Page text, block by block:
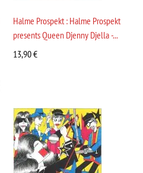
Halme Prospekt : Halme Prospekt
presents Queen Djenny Djella -...
13,90€